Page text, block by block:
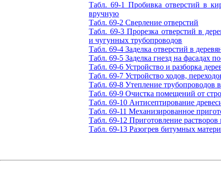
Табл. 69-1 Пробивка отверстий в
вручную
Табл. 69-2 Сверление отверстий
Табл. 69-3 Прорезка отверстий в
и чугунных трубопроводов
Табл. 69-4 Заделка отверстий в
Табл. 69-5 Заделка гнезд на фасадах
Табл. 69-6 Устройство и разборка
Табл. 69-7 Устройство ходов,
Табл. 69-8 Утепление трубопроводов
Табл. 69-9 Очистка помещений от
Табл. 69-10 Антисептирование
Табл. 69-11 Механизированное
Табл. 69-12 Приготовление
Табл. 69-13 Разогрев битумных